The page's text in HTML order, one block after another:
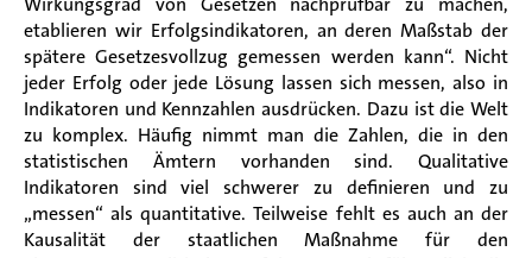
etablieren wir Erfolgsindikatoren, an deren Maßstab der
spätere Gesetzesvollzug gemessen werden kann“. Nicht
jeder Erfolg oder jede Lösung lassen sich messen, also in
Indikatoren und Kennzahlen ausdrücken. Dazu ist die Welt
zu komplex. Häufig nimmt man die Zahlen, die in den
statistischen Ämtern vorhanden sind. Qualitative
Indikatoren sind viel schwerer zu definieren und zu
„messen“ als quantitative. Teilweise fehlt es auch an der
Kausalität der staatlichen Maßnahme für den